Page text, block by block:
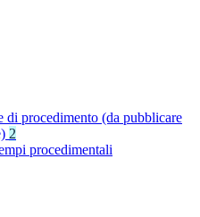
di procedimento (da pubblicare
2
procedimentali